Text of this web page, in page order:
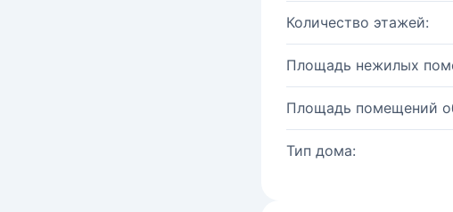
Количество этажей:
Площадь нежилых
Площадь помещений
Тип дома: